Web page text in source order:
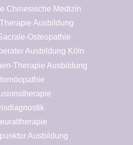
Chinesische Medizin
Ausbildung
Osteopathie
Ausbildung Köln
Therapie Ausbildung
Irisdiagnostik
Ausbildung